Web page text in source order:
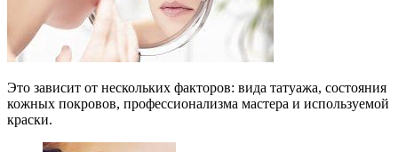
Это зависит от нескольких факторов: вида татуажа, состояния
кожных покровов, профессионализма мастера и используемой
краски.